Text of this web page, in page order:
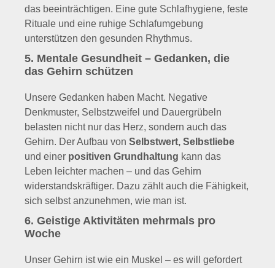
das beeinträchtigen. Eine gute Schlafhygiene, feste
Rituale und eine ruhige Schlafumgebung
unterstützen den gesunden Rhythmus.
5. Mentale Gesundheit – Gedanken, die
das Gehirn schützen
Unsere Gedanken haben Macht. Negative
Denkmuster, Selbstzweifel und Dauergrübeln
belasten nicht nur das Herz, sondern auch das
Gehirn. Der Aufbau von Selbstwert, Selbstliebe
und einer positiven Grundhaltung kann das
Leben leichter machen – und das Gehirn
widerstandskräftiger. Dazu zählt auch die Fähigkeit,
sich selbst anzunehmen, wie man ist.
6. Geistige Aktivitäten mehrmals pro
Woche
Unser Gehirn ist wie ein Muskel – es will gefordert